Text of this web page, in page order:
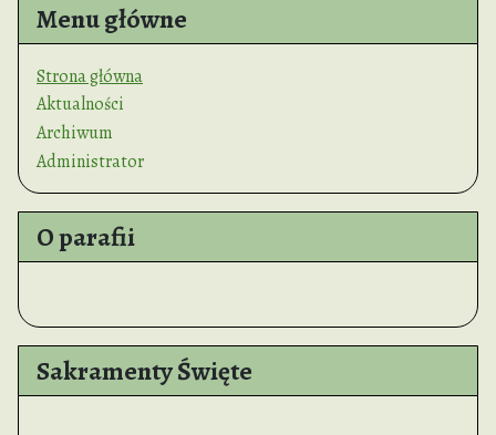
Menu główne
Strona główna
Aktualności
Archiwum
Administrator
O parafii
Sakramenty Święte